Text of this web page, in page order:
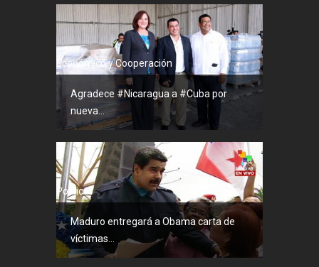
Económico y Cooperación
Agradece #Nicaragua a #Cuba por
nueva...
Política
Maduro entregará a Obama carta de
víctimas...